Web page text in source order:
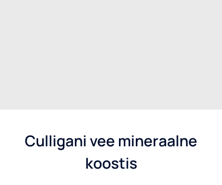
Culligani vee mineraalne
koostis